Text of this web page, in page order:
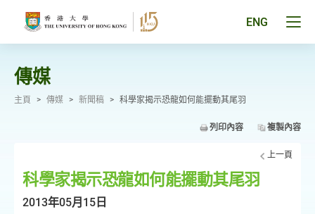
ENG
傳媒
主頁 > 傳媒 > 新聞稿 > 科學家揭示恐龍如何能擺動其尾羽
列印內容 複製內容
上一頁
科學家揭示恐龍如何能擺動其尾羽
2013年05月15日